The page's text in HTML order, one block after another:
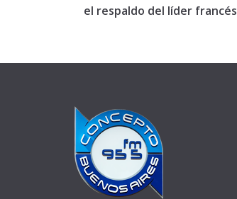
el respaldo del líder francés